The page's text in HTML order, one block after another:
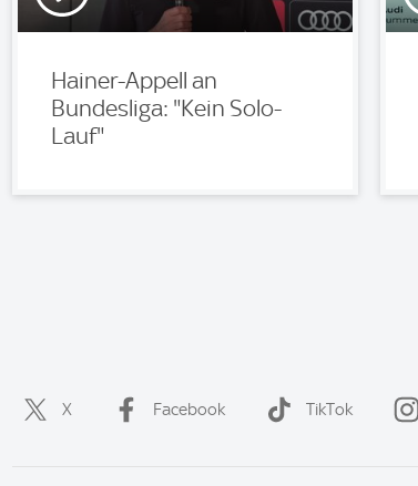
Hainer-Appell an
Bundesliga: "Kein Solo-
Lauf"
X Facebook TikTok